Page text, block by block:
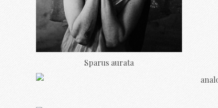
Sparus aurata